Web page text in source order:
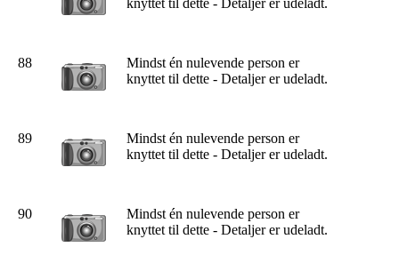
knyttet til dette - Detaljer er udeladt.
88
Mindst én nulevende person er
knyttet til dette - Detaljer er udeladt.
89
Mindst én nulevende person er
knyttet til dette - Detaljer er udeladt.
90
Mindst én nulevende person er
knyttet til dette - Detaljer er udeladt.